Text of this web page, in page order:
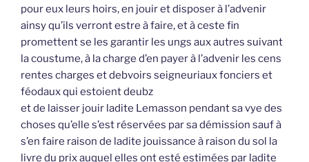
pour eux leurs hoirs, en jouir et disposer à l’advenir
ainsy qu’ils verront estre à faire, et à ceste fin
promettent se les garantir les ungs aux autres suivant
la coustume, à la charge d’en payer à l’advenir les cens
rentes charges et debvoirs seigneuriaux fonciers et
féodaux qui estoient deubz
et de laisser jouir ladite Lemasson pendant sa vye des
choses qu’elle s’est réservées par sa démission sauf à
s’en faire raison de ladite jouissance à raison du sol la
livre du prix auquel elles ont esté estimées par ladite